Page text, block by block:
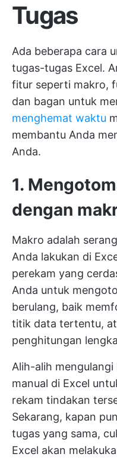
Tugas
Ada beberapa cara
tugas-tugas Excel.
fitur seperti makro,
dan bagan untuk
menghemat waktu
membantu Anda
Anda.
1.
dengan
Makro adalah
Anda lakukan di
perekam yang
Anda untuk
berulang, baik
titik data tertentu,
penghitungan
Alih-alih
manual di Excel
rekam tindakan
Sekarang, kapan
tugas yang sama,
Excel akan